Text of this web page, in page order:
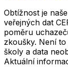
Obtížnost je
veřejných dat
poměru
zkoušky. Není
školy a data
Aktuální